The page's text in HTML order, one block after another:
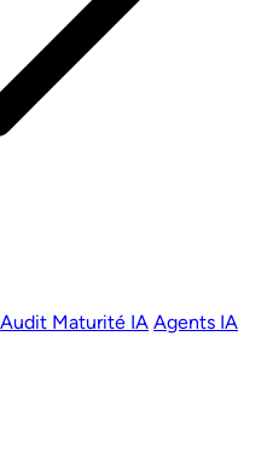
Audit Maturité IA Agents IA